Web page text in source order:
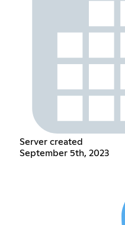
Server created
September 5th, 2023